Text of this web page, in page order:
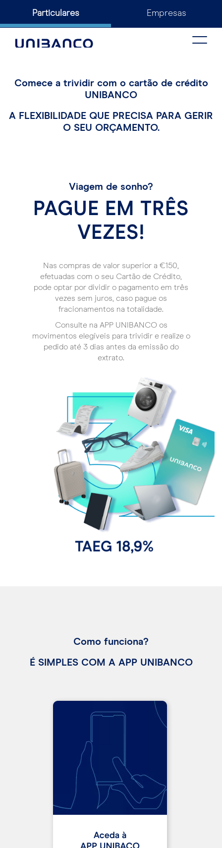
Particulares Empresas
Toggle
Comece a trividir com o cartão de crédito
UNIBANCO
A FLEXIBILIDADE QUE PRECISA PARA GERIR
O SEU ORÇAMENTO.
Viagem de sonho?
PAGUE EM TRÊS
VEZES!
Nas compras de valor superior a €150,
efetuadas com o seu Cartão de Crédito,
pode optar por dividir o pagamento em três
vezes sem juros, caso pague os
fracionamentos na totalidade.
Consulte na APP UNIBANCO os
movimentos elegíveis para trividir e realize o
pedido até 3 dias antes da emissão do
extrato.
Como funciona?
É SIMPLES COM A APP UNIBANCO